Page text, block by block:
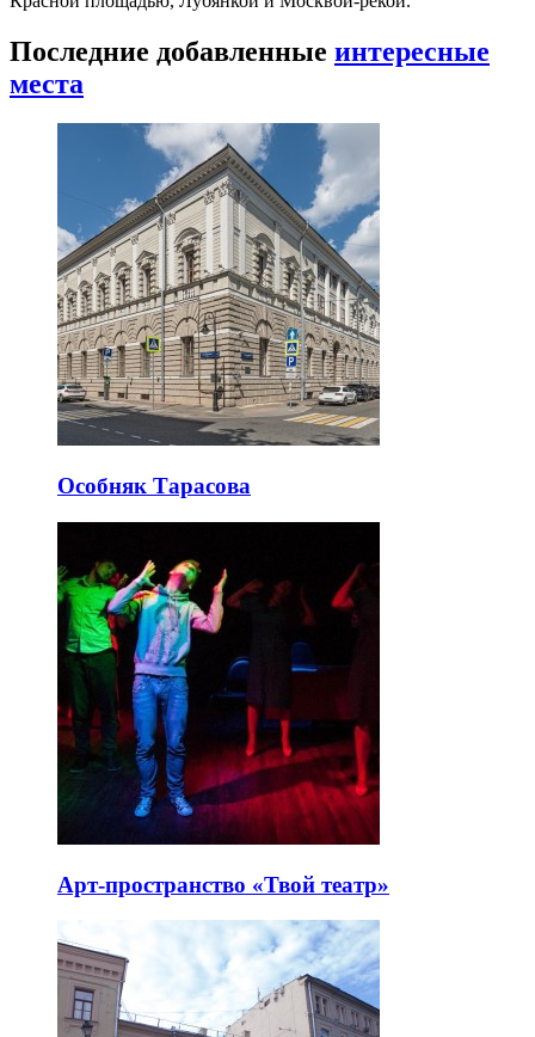
Последние добавленные интересные
места
Особняк Тарасова
Арт-пространство «Твой театр»